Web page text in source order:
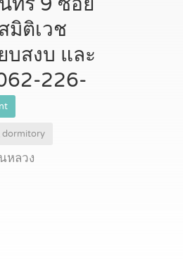
มิติเวช
บสงบ และ
226-
dormitory
หลวง